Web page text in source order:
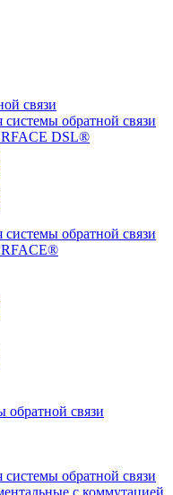
связи
обратной связи
DSL®
обратной связи
связи
обратной связи
с коммутацией